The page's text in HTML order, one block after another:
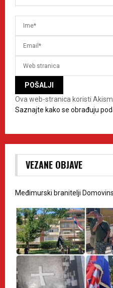
Ova web-stranica koristi
Saznajte kako se obrađuju
VEZANE OBJAVE
Međimurski branitelji